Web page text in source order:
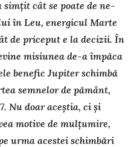
simțit cât se poate de ne­
în Leu, energicul Marte
de priceput e la decizii. În
misiunea de-a împăca
benefic Jupiter schimbă
semnelor de pământ,
Nu doar aceștia, ci și
motive de mulțumire,
urma acestei schimbări